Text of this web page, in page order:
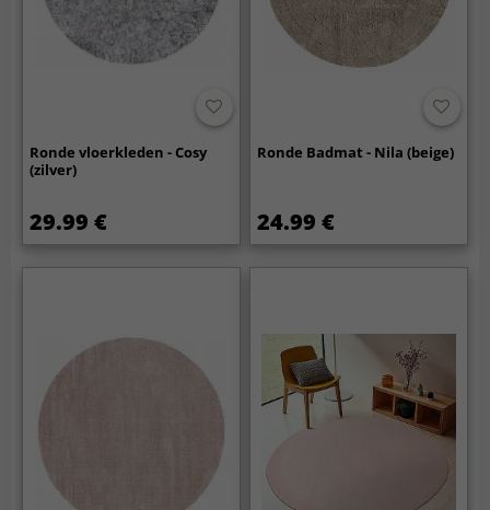
Ronde vloerkleden - Cosy
(zilver)
29.99 €
Ronde Badmat - Nila (beige)
24.99 €